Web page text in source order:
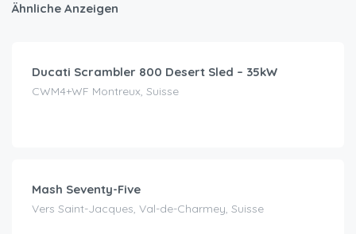
Ähnliche Anzeigen
CHF90.00
Ducati Scrambler 800 Desert Sled – 35kW
CWM4+WF Montreux, Suisse
Mash Seventy-Five
Vers Saint-Jacques, Val-de-Charmey, Suisse